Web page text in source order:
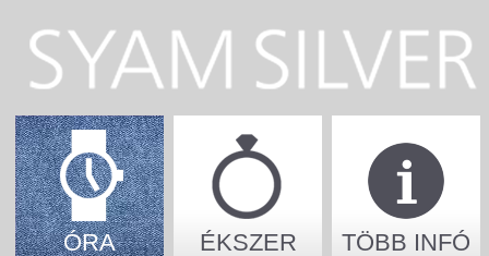
ÓRA ÉKSZER TÖBB INFÓ